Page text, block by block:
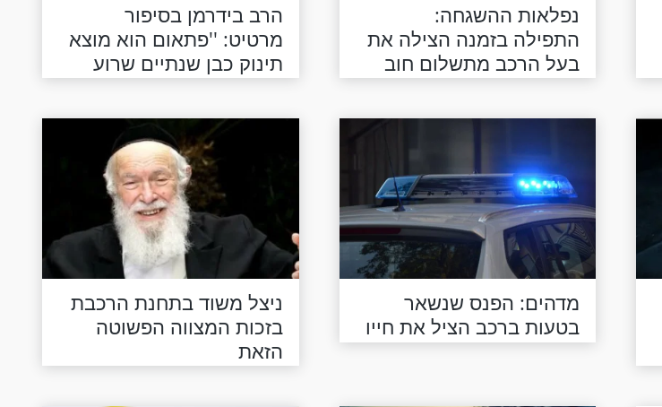
נפלאות ההשגחה:
התפילה בזמנה הצילה את
בעל הרכב מתשלום חוב
עתק
הרב בידרמן בסיפור
מרטיט: ''פתאום הוא מוצא
תינוק כבן שנתיים שרוע
בקרקעית הבריכה...''
מדהים: הפנס שנשאר
בטעות ברכב הציל את חייו
ניצל משוד בתחנת הרכבת
בזכות המצווה הפשוטה
הזאת